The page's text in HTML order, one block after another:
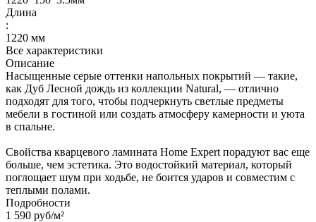
Длина
:
1220 мм
Все характеристики
Описание
Насыщенные серые оттенки напольных покрытий — такие,
как Дуб Лесной дождь из коллекции Natural, — отлично
подходят для того, чтобы подчеркнуть светлые предметы
мебели в гостиной или создать атмосферу камерности и уюта
в спальне.
Свойства кварцевого ламината Home Expert порадуют вас еще
больше, чем эстетика. Это водостойкий материал, который
поглощает шум при ходьбе, не боится ударов и совместим с
теплыми полами.
Подробности
1 590 руб/м²